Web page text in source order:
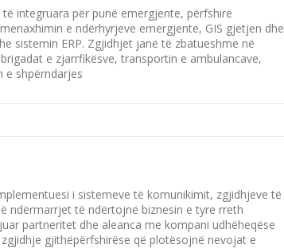
integruara për punë emergjente, përfshirë
e ndërhyrjeve emergjente, GIS gjetjen dhe
sistemin ERP. Zgjidhjet janë të zbatueshme në
e zjarrfikësve, transportin e ambulancave,
e shpërndarjes
i sistemeve të komunikimit, zgjidhjeve të
ndërmarrjet të ndërtojnë biznesin e tyre rreth
partneritet dhe aleanca me kompani udhëheqëse
gjithëpërfshirëse që plotësojnë nevojat e